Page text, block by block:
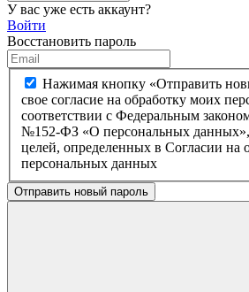
У вас уже есть аккаунт?
Войти
Восстановить пароль
Нажимая кнопку «Отправить
свое согласие на обработку моих
соответствии с Федеральным
№152-ФЗ «О персональных данных»,
целей, определенных в Согласии на
персональных данных
Отправить новый пароль